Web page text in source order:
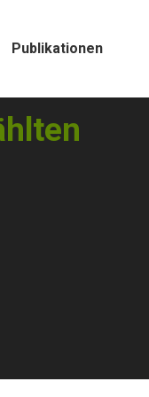
Publikationen